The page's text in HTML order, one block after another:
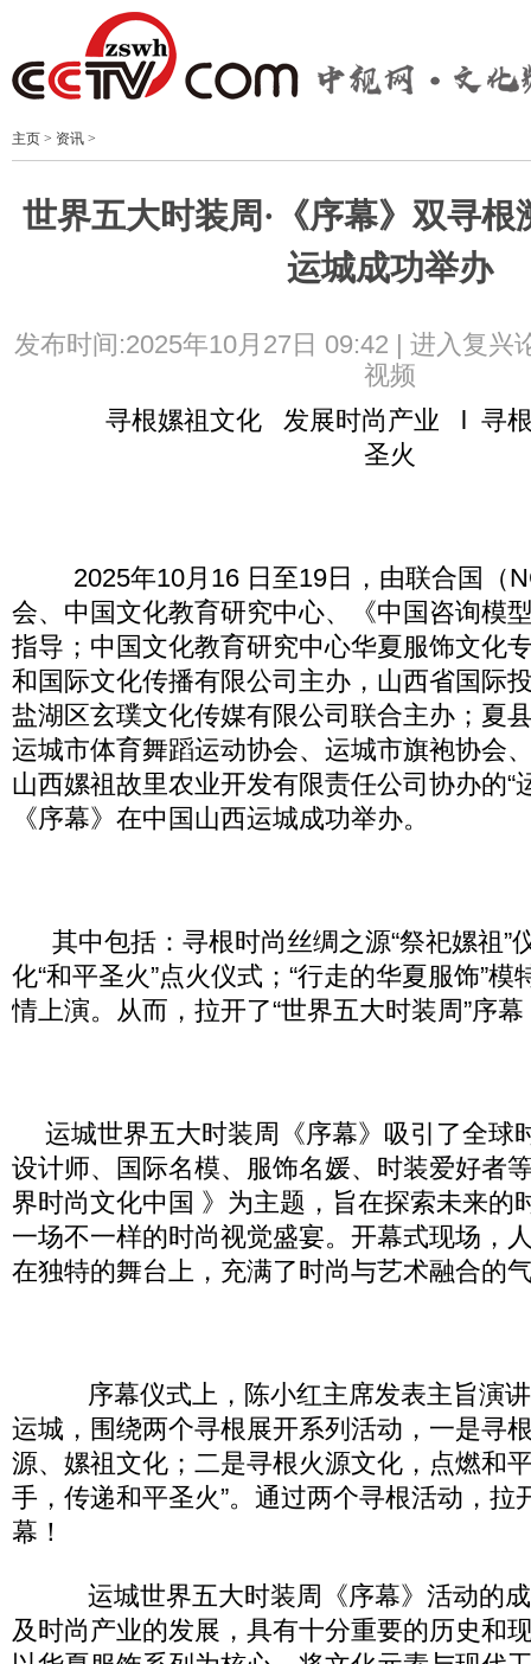
主页 > 资讯 >
世界五大时装周·《序幕》双寻根
运城成功举办
发布时间:2025年10月27日 09:42 | 进入复兴
视频
寻根嫘祖文化 发展时尚产业 l 寻根
圣火
2025年10月16 日至19日，由联合国（
会、中国文化教育研究中心、《中国咨询模
指导；中国文化教育研究中心华夏服饰文化
和国际文化传播有限公司主办，山西省国际
盐湖区玄璞文化传媒有限公司联合主办；夏
运城市体育舞蹈运动协会、运城市旗袍协会
山西嫘祖故里农业开发有限责任公司协办的“
《序幕》在中国山西运城成功举办。
其中包括：寻根时尚丝绸之源“祭祀嫘祖”
化“和平圣火”点火仪式；“行走的华夏服饰”
情上演。从而，拉开了“世界五大时装周”序幕
运城世界五大时装周《序幕》吸引了全球
设计师、国际名模、服饰名媛、时装爱好者
界时尚文化中国 》为主题，旨在探索未来的
一场不一样的时尚视觉盛宴。开幕式现场，
在独特的舞台上，充满了时尚与艺术融合的
序幕仪式上，陈小红主席发表主旨演
运城，围绕两个寻根展开系列活动，一是寻
源、嫘祖文化；二是寻根火源文化，点燃和
手，传递和平圣火”。通过两个寻根活动，拉
幕！
运城世界五大时装周《序幕》活动的
及时尚产业的发展，具有十分重要的历史和